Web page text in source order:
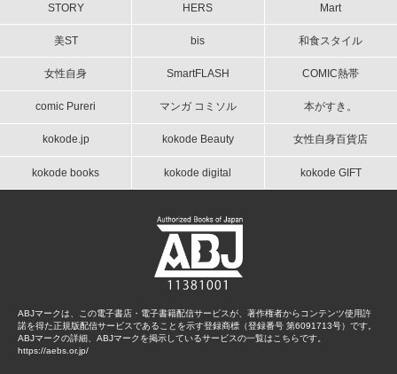
STORY HERS Mart
美ST bis 和食スタイル
女性自身 SmartFLASH COMIC熱帯
comic Pureri マンガ コミソル 本がすき。
kokode.jp kokode Beauty 女性自身百貨店
kokode books kokode digital kokode GIFT
ABJマークは、この電子書店・電子書籍配信サービスが、著作権者からコンテンツ使用許
諾を得た正規版配信サービスであることを示す登録商標（登録番号 第6091713号）です。
ABJマークの詳細、ABJマークを掲示しているサービスの一覧はこちらです。
https://aebs.or.jp/